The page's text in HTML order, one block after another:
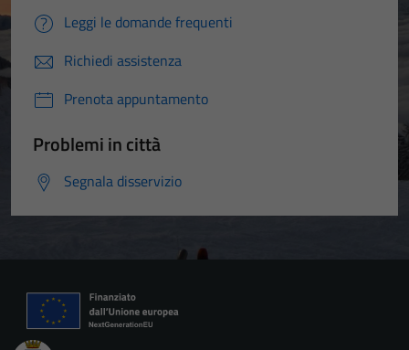
Leggi le domande frequenti
Richiedi assistenza
Prenota appuntamento
Problemi in città
Segnala disservizio